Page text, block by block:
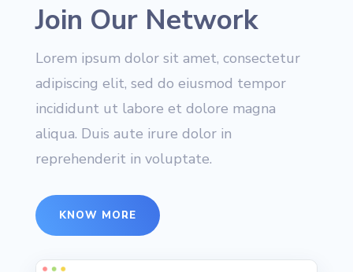
Join Our Network
Lorem ipsum dolor sit amet, consectetur
adipiscing elit, sed do eiusmod tempor
incididunt ut labore et dolore magna
aliqua. Duis aute irure dolor in
reprehenderit in voluptate.
KNOW MORE